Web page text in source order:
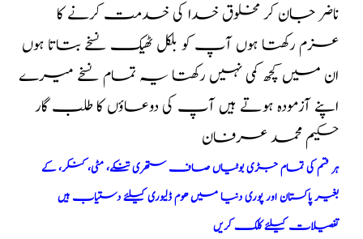
ناضر جان کر مخلوق خدا کی خدمت کرنے کا
عزم رکھتا ہوں آپ کو بلکل ٹھیک نسخے بتاتا ہوں
ان میں کچھ کمی نہیں رکھتا یہ تمام نسخے میرے
اپنے آزمودہ ہوتے ہیں آپ کی دوعاؤں کا طلب گار
حکیم محمد عرفان
ہر قسم کی تمام جڑی بوٹیاں صاف ستھری تنکے، مٹی، کنکر، کے
بغیر پاکستان اور پوری دنیا میں ھوم ڈلیوری کیلئے دستیاب ہیں
تفصیلات کیلئے کلک کریں